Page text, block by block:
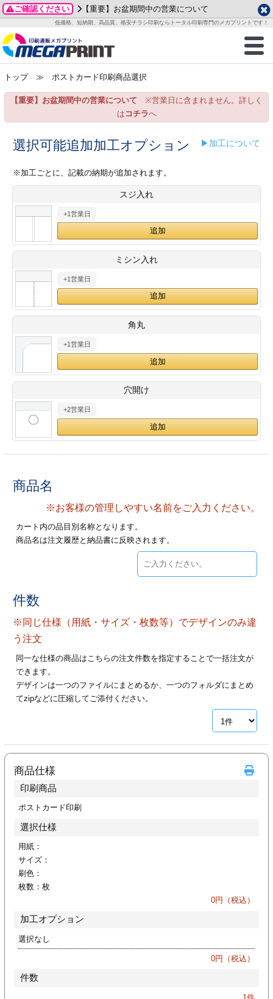
ご確認ください 【重要】お盆期間中の営業について
低価格、短納期、高品質、格安チラシ印刷ならトータル印刷専門のメガプリントです！
商品一覧
グッズ
ステッカー
ックカード印刷
業ツール印刷
＆盛り上げ印刷
ご利用ガイド
お客様へ
いて
方法
/送料について
刷
カード印刷
ックカード名刺
ムカード
型マル型印刷
ード印刷
刷
印刷
印刷
フォルダー
印刷
印刷
リーブ印刷
加工
印刷
データ作成ガイド
成前に
ガイド
加工指示ガイド
テンプレート
ード印刷
名刺印刷
ックカード
ード印刷
形マル型
印刷
刷
印刷
カード印刷
ァイル印刷
印刷
リーブ
ー印刷
一覧
わせ
り
プル請求
2026年 8月
月
火 水 木 金
土
1
3
4 5 6 7
8
15
24
25 26 27
29
土
1
2 3
9 10 11
12
14
15 16 17 18
19
26
28
29 30
・・休業日
トップ≫ ポストカード印刷商品選択
【重要】お盆期間中の営業について ※営業日に含まれません。詳しく
は コチラへ
選択可能追加加工オプション ▶加工について
※加工ごとに、記載の納期が追加されます。
スジ入れ
+1営業日
ミシン入れ
+1営業日
角丸
+1営業日
穴開け
+2営業日
商品名
※お客様の管理しやすい名前をご入力ください。
カート内の品目別名称となります。
商品名は注文履歴と納品書に反映されます。
件数
※同じ仕様（用紙・サイズ・枚数等）でデザインのみ違
う注文
同一な仕様の商品はこちらの注文件数を指定することで一括注文が
できます。
デザインは一つのファイルにまとめるか、一つのフォルダにまとめ
てzipなどに圧縮してご添付ください。
商品仕様
印刷商品
ポストカード印刷
選択仕様
用紙：
サイズ：
刷色：
枚数： 枚
0円（税込）
加工オプション
選択なし
0円（税込）
件数